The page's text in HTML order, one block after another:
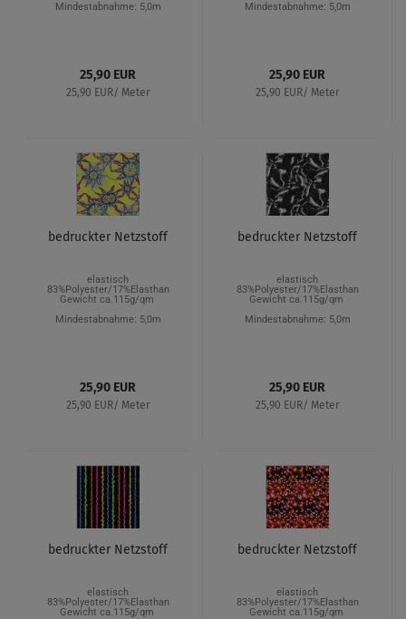
Mindestabnahme: 5,0m
25,90 EUR
25,90 EUR/ Meter
Mindestabnahme: 5,0m
25,90 EUR
25,90 EUR/ Meter
bedruckter Netzstoff
elastisch
83%Polyester/17%Elasthan
Gewicht ca.115g/qm
Mindestabnahme: 5,0m
25,90 EUR
25,90 EUR/ Meter
bedruckter Netzstoff
elastisch
83%Polyester/17%Elasthan
Gewicht ca.115g/qm
Mindestabnahme: 5,0m
25,90 EUR
25,90 EUR/ Meter
bedruckter Netzstoff
elastisch
83%Polyester/17%Elasthan
Gewicht ca.115g/qm
bedruckter Netzstoff
elastisch
83%Polyester/17%Elasthan
Gewicht ca.115g/qm